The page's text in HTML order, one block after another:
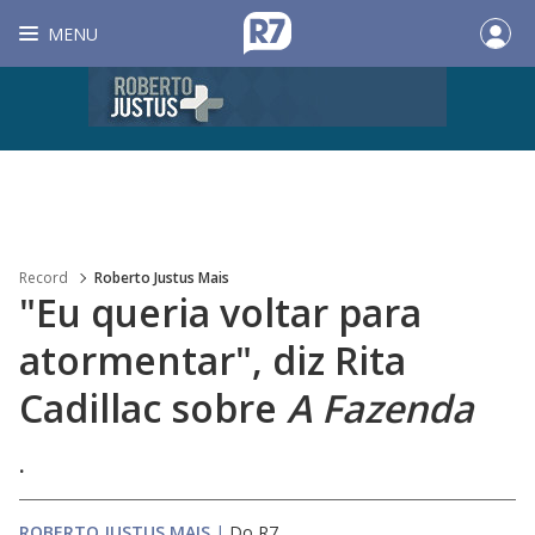
MENU
Record Roberto Justus Mais
"Eu queria voltar para
atormentar", diz Rita
Cadillac sobre A Fazenda
.